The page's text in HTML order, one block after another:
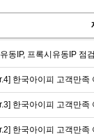
동IP, 프록시유동IP 점
한국아이피 고객만
한국아이피 고객만
한국아이피 고객만